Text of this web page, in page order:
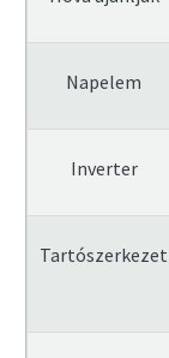
Napelem
Inverter
Tartószerkezet